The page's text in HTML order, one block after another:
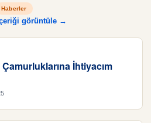
Haberler
görüntüle →
İhtiyacım